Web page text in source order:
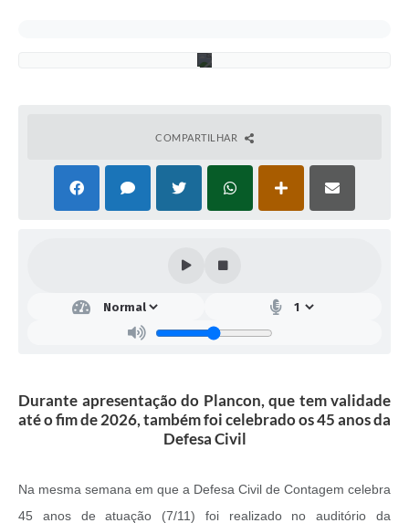
COMPARTILHAR
Durante apresentação do Plancon, que tem validade
até o fim de 2026, também foi celebrado os 45 anos da
Defesa Civil
Na mesma semana em que a Defesa Civil de Contagem celebra
45 anos de atuação (7/11) foi realizado no auditório da